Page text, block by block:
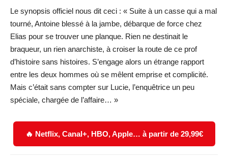
Le synopsis officiel nous dit ceci : « Suite à un casse qui a mal
tourné, Antoine blessé à la jambe, débarque de force chez
Elias pour se trouver une planque. Rien ne destinait le
braqueur, un rien anarchiste, à croiser la route de ce prof
d’histoire sans histoires. S’engage alors un étrange rapport
entre les deux hommes où se mêlent emprise et complicité.
Mais c’était sans compter sur Lucie, l’enquêtrice un peu
spéciale, chargée de l’affaire… »
🔥 Netflix, Canal+, HBO, Apple… à partir de 29,99€